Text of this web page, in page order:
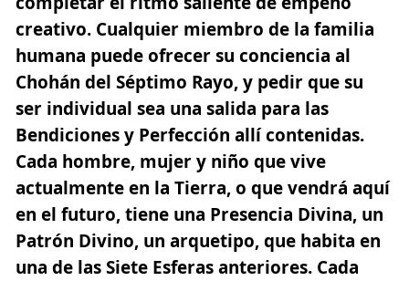
creativo. Cualquier miembro de la familia
humana puede ofrecer su conciencia al
Chohán del Séptimo Rayo, y pedir que su
ser individual sea una salida para las
Bendiciones y Perfección allí contenidas.
Cada hombre, mujer y niño que vive
actualmente en la Tierra,o que vendrá aquí
en el futuro, tiene una Presencia Divina, un
Patrón Divino, un arquetipo, que habita en
una de las Siete Esferas anteriores. Cada